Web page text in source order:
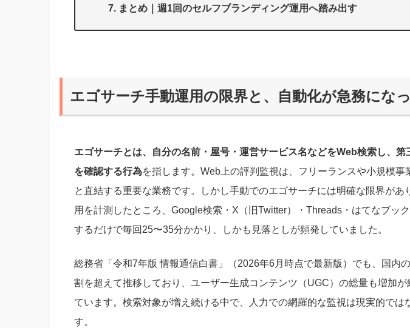
まとめ｜週1回のセルフブランディング運用へ踏み出す
エゴサーチ手動運用の限界と、自動化が急務にな
エゴサーチとは、自分の名前・屋号・運営サービス名などをWeb検索し、第
を確認する行為を指します。Web上の評判監視は、フリーランスや小規模事
と直結する重要な業務です。しかし手動でのエゴサーチには明確な限界があ
用を計測したところ、Google検索・X（旧Twitter）・Threads・はてなブッ
するだけで毎回25〜35分かかり、しかも見落としが頻発していました。
総務省「令和7年版 情報通信白書」（2026年6月時点で最新版）でも、国内
割を超えて推移しており、ユーザー生成コンテンツ（UGC）の総量も増加
ています。検索対象が増え続ける中で、人力での網羅的な監視は現実的では
す。